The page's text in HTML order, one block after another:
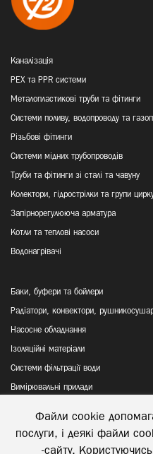
Файли cookie
послуги, і деякі файли
-сайту.
Каналізація
PEX та PPR системи
Металопластикові труби та фітинги
Системи поливу, водопроводу та
Різьбові фітинги
Системи мідних трубопроводів
Труби та фітинги зі сталі та чавуну
Колектори, гідрострілки та групи
Запірнорегулююча арматура
Котли та теплові насоси
Водонагрівачі
Баки, буфери та бойлери
Радіатори, конвектори,
Насосне обладнання
Ізоляційні матеріали
Системи фільтрації води
Вимірювальні прилади
Політика конфіденційності
Відправка та повернення товару